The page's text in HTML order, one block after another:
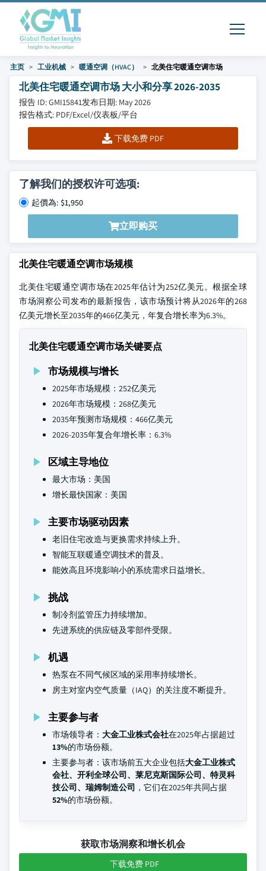
主页 工业机械 暖通空调（HVAC） 北美住宅暖通空调市场
北美住宅暖通空调市场 大小和分享 2026-2035
报告 ID: GMI15841发布日期: May 2026
报告格式: PDF/Excel/仪表板/平台
下载免费 PDF
了解我们的授权许可选项:
起價為: $1,950
立即购买
北美住宅暖通空调市场规模
北美住宅暖通空调市场在2025年估计为252亿美元。根据全球
市场洞察公司发布的最新报告，该市场预计将从2026年的268
亿美元增长至2035年的466亿美元，年复合增长率为6.3%。
北美住宅暖通空调市场关键要点
市场规模与增长
2025年市场规模：252亿美元
2026年市场规模：268亿美元
2035年预测市场规模：466亿美元
2026-2035年复合年增长率：6.3%
区域主导地位
最大市场：美国
增长最快国家：美国
主要市场驱动因素
老旧住宅改造与更换需求持续上升。
智能互联暖通空调技术的普及。
能效高且环境影响小的系统需求日益增长。
挑战
制冷剂监管压力持续增加。
先进系统的供应链及零部件受限。
机遇
热泵在不同气候区域的采用率持续增长。
房主对室内空气质量（IAQ）的关注度不断提升。
主要参与者
市场领导者： 大金工业株式会社在2025年占据超过
13%的市场份额。
主要参与者：该市场前五大企业包括大金工业株式
会社、开利全球公司、莱尼克斯国际公司、特灵科
技公司、瑞姆制造公司 ，它们在2025年共同占据
52%的市场份额。
获取市场洞察和增长机会
下载免费 PDF